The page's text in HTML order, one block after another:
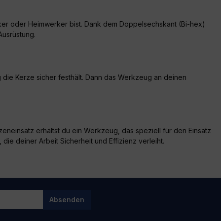
oder Heimwerker bist. Dank dem Doppelsechskant (Bi-hex)
Kerze sicher festhält. Dann das Werkzeug an deinen
erhältst du ein Werkzeug, das speziell für den Einsatz
deiner Arbeit Sicherheit und Effizienz verleiht.
Absenden